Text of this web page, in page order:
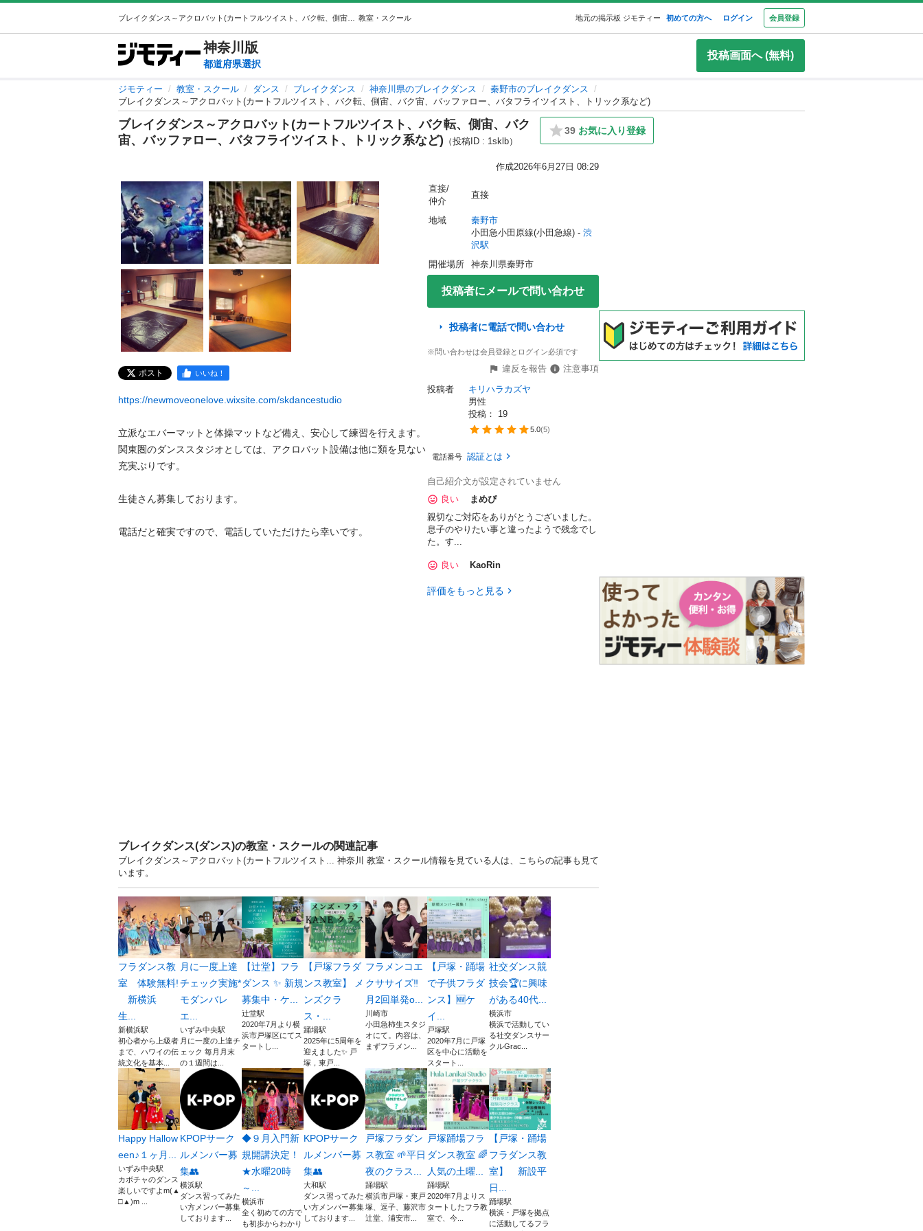
教室・スクール 地元の掲示板 ジモティー 初めての方へ ログイン 会員登録
神奈川 版
都道府県選択
投稿画面へ (無料)
ジモティー 教室・スクール ダンス ブレイクダンス 神奈川県のブレイクダンス
秦野市のブレイクダンス
ブレイクダンス～アクロバット(カートフルツイスト、バク転、側宙、バク宙、バッファロー、バタフライツイスト、トリック系など)
ブレイクダンス～アクロバット(カートフルツイスト、バク転、側宙、バク
宙、バッファロー、バタフライツイスト、トリック系など) （投稿ID : 1sklb）
39 お気に入り登録
作成2026年6月27日 08:29
ポスト いいね！
https://newmoveonelove.wixsite.com/skdancestudio
立派なエバーマットと体操マットなど備え、安心して練習を行えます。
関東圏のダンススタジオとしては、アクロバット設備は他に類を見ない
充実ぶりです。
生徒さん募集しております。
直接/
仲介
直接
地域
秦野市
小田急小田原線(小田急線) - 渋
沢駅
開催場所
神奈川県秦野市
投稿者にメールで問い合わせ
投稿者に電話で問い合わせ
※問い合わせは会員登録とログイン必須です
違反を報告
注意事項
投稿者
キリハラカズヤ
男性
投稿： 19
5.0(5)
電話番号 認証とは
自己紹介文が設定されていません
良い
まめぴ
親切なご対応をありがとうございました。
息子のやりたい事と違ったようで残念でし
た。す...
良い KaoRin
評価をもっと見る
ブレイクダンス(ダンス)の教室・スクールの関連記事
ブレイクダンス～アクロバット(カートフルツイスト... 神奈川 教室・スクール情報を見ている人は、こちらの記事も見て
います。
フラダンス教
室 体験無料!
新横浜
生...
新横浜駅
初心者から上級者
まで、ハワイの伝
統文化を基本...
月に一度上達
チェック実施*
モダンバレ
エ...
いずみ中央駅
月に一度の上達チ
ェック 毎月月末
の１週間は...
【辻堂】フラ
ダンス ✨ 新規
募集中・ケ...
辻堂駅
2020年7月より横
浜市戸塚区にてス
タートし...
【戸塚フラダ
ンス教室】 メ
ンズクラ
ス・...
踊場駅
2025年に5周年を
迎えました✨ 戸
塚，東戸...
フラメンコエ
クササイズ‼︎
月2回単発o...
川崎市
小田急柿生スタジ
オにて。内容は、
まずフラメン...
【戸塚・踊場
で子供フラダ
ンス】🆕ケ
イ...
戸塚駅
2020年7月に戸塚
区を中心に活動を
スタート...
社交ダンス競
技会🏆に興味
がある40代...
横浜市
横浜で活動してい
る社交ダンスサー
クルGrac...
Happy Hallow
een♪１ヶ月...
いずみ中央駅
カボチャのダンス
楽しいですよm(▲
□▲)m ...
KPOPサーク
ルメンバー募
集👥
横浜駅
ダンス習ってみた
い方メンバー募集
しております...
◆９月入門新
規開講決定！
★水曜20時
～...
横浜市
全く初めての方で
も初歩からわかり
KPOPサーク
ルメンバー募
集👥
大和駅
ダンス習ってみた
い方メンバー募集
しております...
戸塚フラダン
ス教室 🌱平日
夜のクラス...
踊場駅
横浜市戸塚・東戸
塚、逗子、藤沢市
辻堂、浦安市...
戸塚踊場フラ
ダンス教室 🌈
人気の土曜...
踊場駅
2020年7月よりス
タートしたフラ教
室で、今...
【戸塚・踊場
フラダンス教
室】 新設平
日...
踊場駅
横浜・戸塚を拠点
に活動してるフラ